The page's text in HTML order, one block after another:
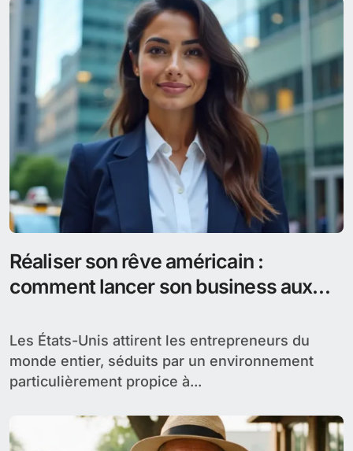
Réaliser son rêve américain :
comment lancer son business aux
Les États-Unis attirent les entrepreneurs du
monde entier, séduits par un environnement
particulièrement propice à...